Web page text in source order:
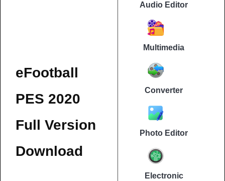
eFootball
PES 2020
Full Version
Download
Audio Editor
Multimedia
Converter
Photo Editor
Electronic